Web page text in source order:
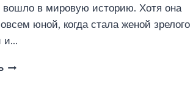
вошло в мировую историю. Хотя она
юной, когда стала женой зрелого
и…
ЮЛИЯ,